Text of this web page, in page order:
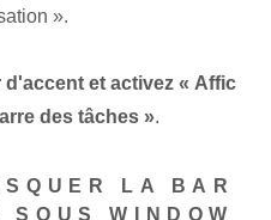
».
et activez « Affic
des tâches ».
LA BAR
WINDOW